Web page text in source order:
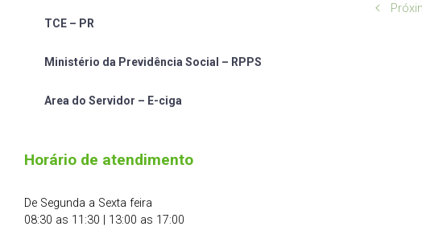
TCE – PR
Ministério da Previdência Social – RPPS
Area do Servidor – E-ciga
Horário de atendimento
De Segunda a Sexta feira
08:30 as 11:30 | 13:00 as 17:00